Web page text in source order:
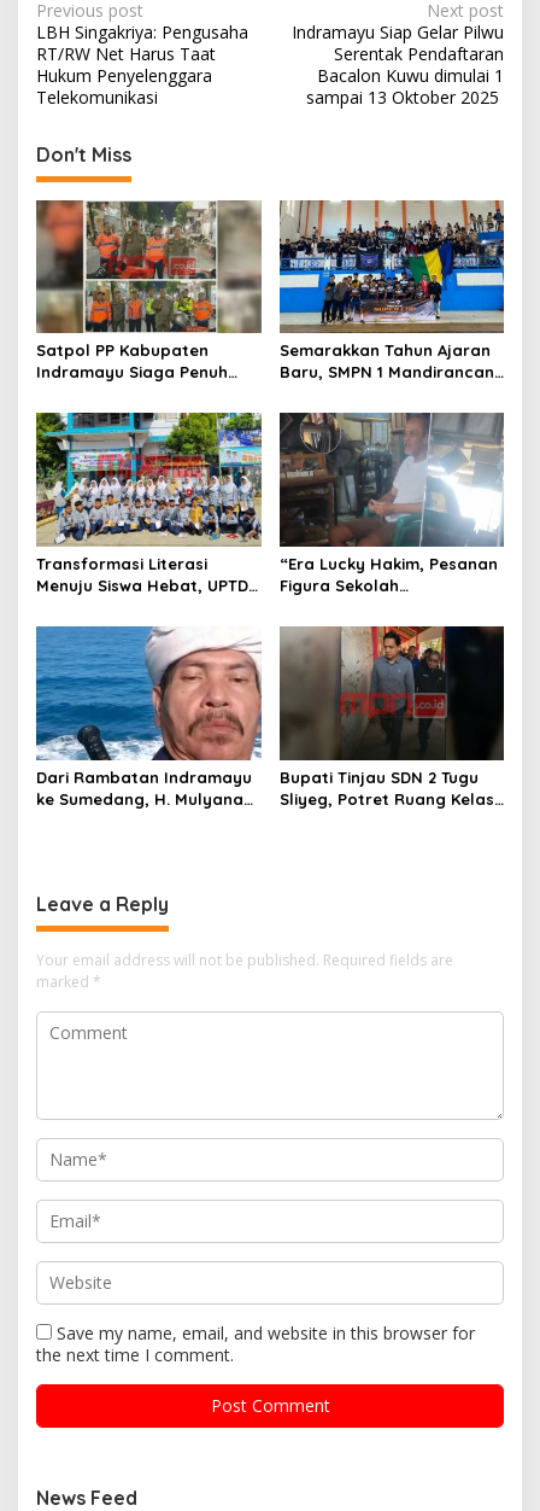
k
P
o
s
t
n
a
v
i
g
a
t
i
o
n
Previous post
LBH Singakriya: Pengusaha
RT/RW Net Harus Taat
Hukum Penyelenggara
Telekomunikasi
Next post
Indramayu Siap Gelar Pilwu
Serentak Pendaftaran
Bacalon Kuwu dimulai 1
sampai 13 Oktober 2025 ‎
Don't Miss
Satpol PP Kabupaten
Indramayu Siaga Penuh
Pastikan Masyarakat
Nyaman Beraktivitas
Semarakkan Tahun Ajaran
Baru, SMPN 1 Mandirancan
Futsal dan Pencak Silat
Transformasi Literasi
Menuju Siswa Hebat, UPTD
Inovasi di Pameran GLS
NePasi Gemaca
“Era Lucky Hakim, Pesanan
Figura Sekolah
Indramayu Terancam
Bangkrut!”
Dari Rambatan Indramayu
ke Sumedang, H. Mulyana
Bupati Tinjau SDN 2 Tugu
Sliyeg, Potret Ruang Kelas
Leave a Reply
Your email address will not be published. Required fields are
marked *
Save my name, email, and website in this browser for
the next time I comment.
News Feed